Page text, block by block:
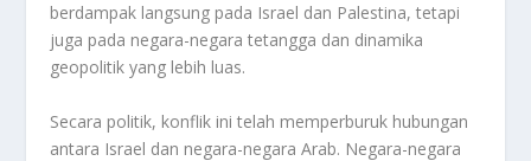
berdampak langsung pada Israel dan Palestina, tetapi
juga pada negara-negara tetangga dan dinamika
geopolitik yang lebih luas.
Secara politik, konflik ini telah memperburuk hubungan
antara Israel dan negara-negara Arab. Negara-negara